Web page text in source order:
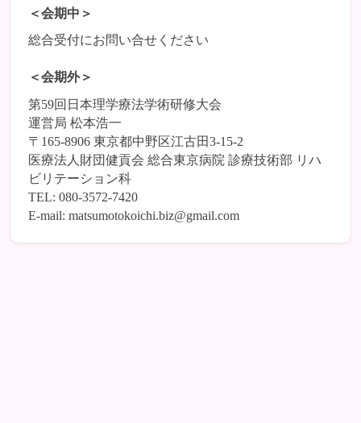
＜会期中＞
総合受付にお問い合せください
＜会期外＞
第59回日本理学療法学術研修大会
運営局 松本浩一
〒165-8906 東京都中野区江古田3-15-2
医療法人財団健貢会 総合東京病院 診療技術部 リハ
ビリテーション科
TEL: 080-3572-7420
E-mail: matsumotokoichi.biz@gmail.com